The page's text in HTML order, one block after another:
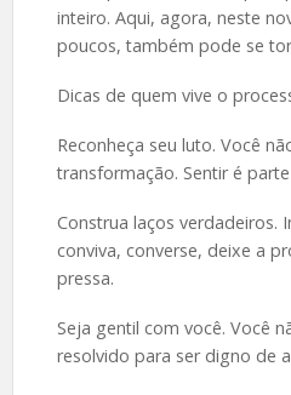
inteiro. Aqui, agora, neste
poucos, também pode se
Dicas de quem vive o
Reconheça seu luto. Você
transformação. Sentir é
Construa laços verdadeiros.
conviva, converse, deixe a
pressa.
Seja gentil com você. Você
resolvido para ser digno de